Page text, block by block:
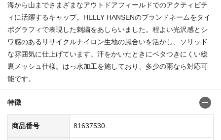
海から山までさまざまなアウトドアフィールドでのアクティビテ
ィに活躍するキャップ。HELLY HANSENのブランドネームをタイ
ポグラフィで表現した刺繍をあしらいました。程よい光沢感とシ
ワ感のあるリサイクルナイロン生地の風合いを活かし、ソリッド
な雰囲気に仕上げています。汗をかいたときにベタつきにくい総
裏メッシュ仕様。はっ水加工を施しており、多少の雨なら対応可
能です。
特徴
商品番号 81637530